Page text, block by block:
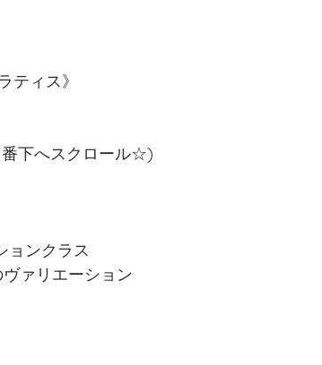
ッスン
グバレエテクニック
ティス》
下へスクロール☆)
ョンクラス
ヴァリエーション